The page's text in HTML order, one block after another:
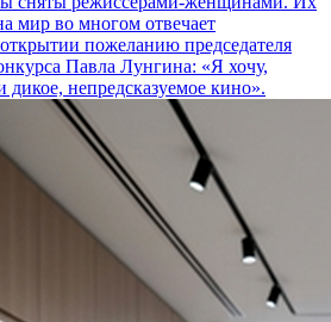
мир во многом отвечает
пожеланию председателя
Павла Лунгина: «Я хочу,
непредсказуемое кино».